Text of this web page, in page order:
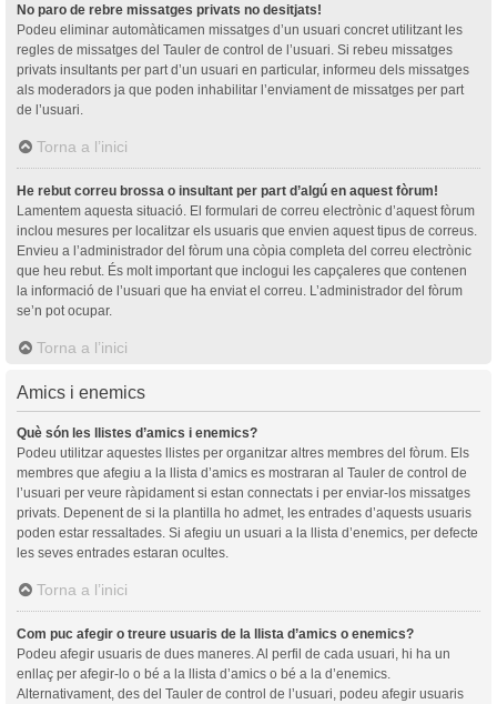
No paro de rebre missatges privats no desitjats!
Podeu eliminar automàticamen missatges d’un usuari concret utilitzant les
regles de missatges del Tauler de control de l’usuari. Si rebeu missatges
privats insultants per part d’un usuari en particular, informeu dels missatges
als moderadors ja que poden inhabilitar l’enviament de missatges per part
de l’usuari.
Torna a l’inici
He rebut correu brossa o insultant per part d’algú en aquest fòrum!
Lamentem aquesta situació. El formulari de correu electrònic d’aquest fòrum
inclou mesures per localitzar els usuaris que envien aquest tipus de correus.
Envieu a l’administrador del fòrum una còpia completa del correu electrònic
que heu rebut. És molt important que inclogui les capçaleres que contenen
la informació de l’usuari que ha enviat el correu. L’administrador del fòrum
se’n pot ocupar.
Torna a l’inici
Amics i enemics
Què són les llistes d’amics i enemics?
Podeu utilitzar aquestes llistes per organitzar altres membres del fòrum. Els
membres que afegiu a la llista d’amics es mostraran al Tauler de control de
l’usuari per veure ràpidament si estan connectats i per enviar-los missatges
privats. Depenent de si la plantilla ho admet, les entrades d’aquests usuaris
poden estar ressaltades. Si afegiu un usuari a la llista d’enemics, per defecte
les seves entrades estaran ocultes.
Torna a l’inici
Com puc afegir o treure usuaris de la llista d’amics o enemics?
Podeu afegir usuaris de dues maneres. Al perfil de cada usuari, hi ha un
enllaç per afegir-lo o bé a la llista d’amics o bé a la d’enemics.
Alternativament, des del Tauler de control de l’usuari, podeu afegir usuaris